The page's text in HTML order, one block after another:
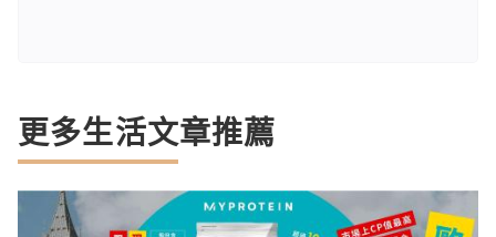
更多生活文章推薦